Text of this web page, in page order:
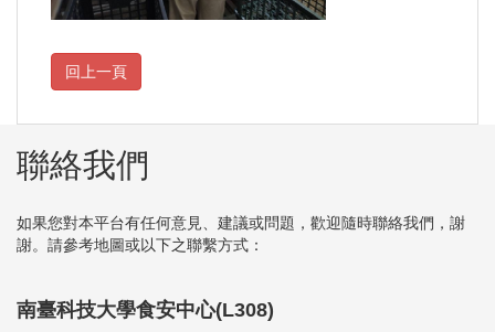
聯絡我們
如果您對本平台有任何意見、建議或問題，歡迎隨時聯絡我們，謝
謝。請參考地圖或以下之聯繫方式：
南臺科技大學食安中心(L308)